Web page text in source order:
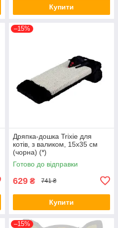
Купити
–15%
Дряпка-дошка Trixie для
котів, з валиком, 15х35 см
(чорна) (*)
Готово до відправки
629 ₴ 741 ₴
Купити
–15%